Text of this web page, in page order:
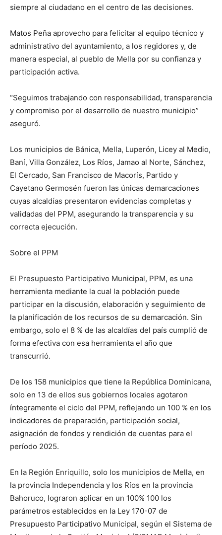
siempre al ciudadano en el centro de las decisiones.
Matos Peña aprovecho para felicitar al equipo técnico y
administrativo del ayuntamiento, a los regidores y, de
manera especial, al pueblo de Mella por su confianza y
participación activa.
“Seguimos trabajando con responsabilidad, transparencia
y compromiso por el desarrollo de nuestro municipio”
aseguró.
Los municipios de Bánica, Mella, Luperón, Licey al Medio,
Baní, Villa González, Los Ríos, Jamao al Norte, Sánchez,
El Cercado, San Francisco de Macorís, Partido y
Cayetano Germosén fueron las únicas demarcaciones
cuyas alcaldías presentaron evidencias completas y
validadas del PPM, asegurando la transparencia y su
correcta ejecución.
Sobre el PPM
El Presupuesto Participativo Municipal, PPM, es una
herramienta mediante la cual la población puede
participar en la discusión, elaboración y seguimiento de
la planificación de los recursos de su demarcación. Sin
embargo, solo el 8 % de las alcaldías del país cumplió de
forma efectiva con esa herramienta el año que
transcurrió.
De los 158 municipios que tiene la República Dominicana,
solo en 13 de ellos sus gobiernos locales agotaron
íntegramente el ciclo del PPM, reflejando un 100 % en los
indicadores de preparación, participación social,
asignación de fondos y rendición de cuentas para el
período 2025.
En la Región Enriquillo, solo los municipios de Mella, en
la provincia Independencia y los Ríos en la provincia
Bahoruco, lograron aplicar en un 100% 100 los
parámetros establecidos en la Ley 170-07 de
Presupuesto Participativo Municipal, según el Sistema de